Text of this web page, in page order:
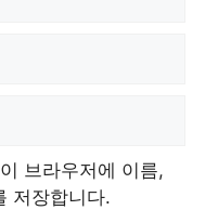
브라우저에 이름,
저장합니다.